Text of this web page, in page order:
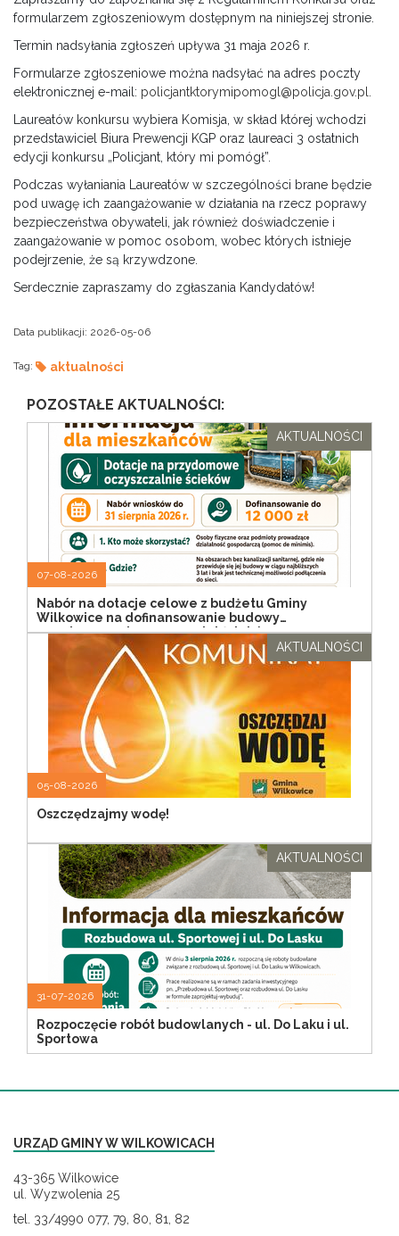
formularzem zgłoszeniowym dostępnym na niniejszej stronie.
Termin nadsyłania zgłoszeń upływa 31 maja 2026 r.
Formularze zgłoszeniowe można nadsyłać na adres poczty
elektronicznej e-mail: policjantktorymipomogl@policja.gov.pl.
Laureatów konkursu wybiera Komisja, w skład której wchodzi
przedstawiciel Biura Prewencji KGP oraz laureaci 3 ostatnich
edycji konkursu „Policjant, który mi pomógł”.
Podczas wyłaniania Laureatów w szczególności brane będzie
pod uwagę ich zaangażowanie w działania na rzecz poprawy
bezpieczeństwa obywateli, jak również doświadczenie i
zaangażowanie w pomoc osobom, wobec których istnieje
podejrzenie, że są krzywdzone.
Serdecznie zapraszamy do zgłaszania Kandydatów!
Data publikacji: 2026-05-06
Tag: aktualności
POZOSTAŁE AKTUALNOŚCI:
07-08-2026
Nabór na dotacje celowe z budżetu Gminy
Wilkowice na dofinansowanie budowy
przydomowych oczyszczalni ścieków
AKTUALNOŚCI
05-08-2026
Oszczędzajmy wodę!
AKTUALNOŚCI
31-07-2026
Rozpoczęcie robót budowlanych - ul. Do Laku i ul.
Sportowa
AKTUALNOŚCI
URZĄD GMINY W WILKOWICACH
43-365 Wilkowice
ul. Wyzwolenia 25
tel. 33/4990 077, 79, 80, 81, 82